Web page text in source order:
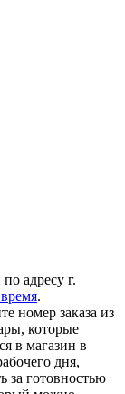
адресу г.
.
номер заказа из
которые
в магазин в
дня,
за готовностью